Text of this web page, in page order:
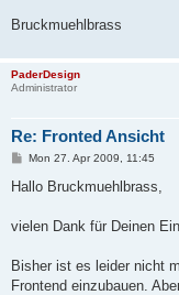
Bruckmuehlbrass
PaderDesign
Administrator
Re: Fronted Ansicht
P
s
Mon 27. Apr 2009, 11:45
Hallo Bruckmuehlbrass,
vielen Dank für Deinen
Bisher ist es leider nicht
Frontend einzubauen.